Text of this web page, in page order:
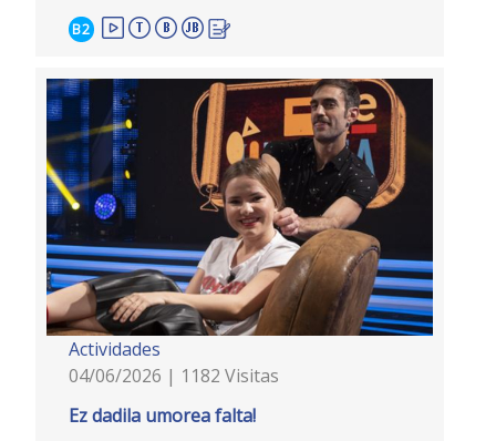
B2
Actividades
04/06/2026 | 1182 Visitas
Ez dadila umorea falta!